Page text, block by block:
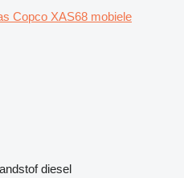
Copco XAS68 mobiele
diesel